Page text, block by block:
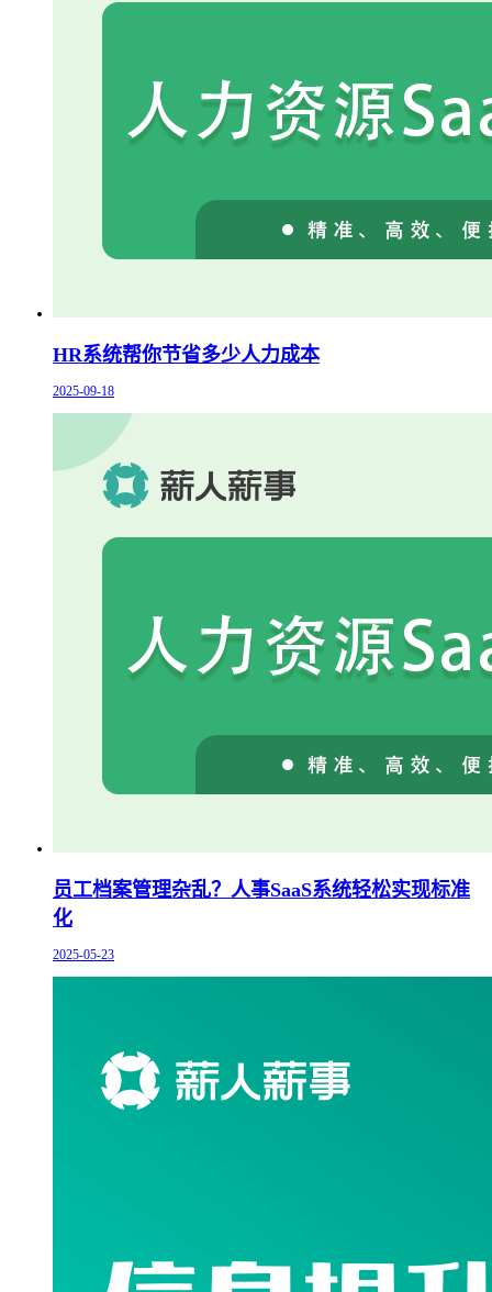
HR系统帮你节省多少人力成本
2025-09-18
员工档案管理杂乱？人事SaaS系统轻松实现标准
化
2025-05-23